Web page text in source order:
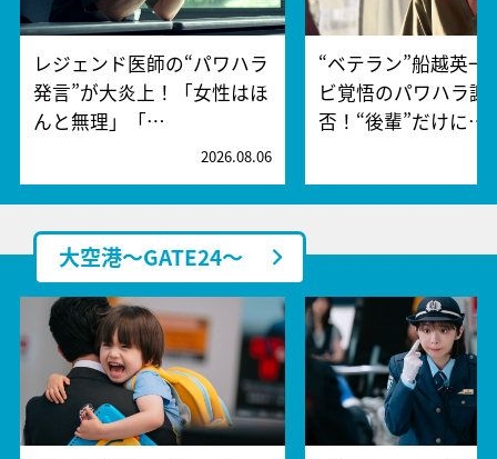
レジェンド医師の“パワハラ
発言”が大炎上！「女性はほ
んと無理」「…
2026.08.06
“ベテラン”船越英一
ビ覚悟のパワハラ謝
否！“後輩”だけに…
大空港～GATE24～